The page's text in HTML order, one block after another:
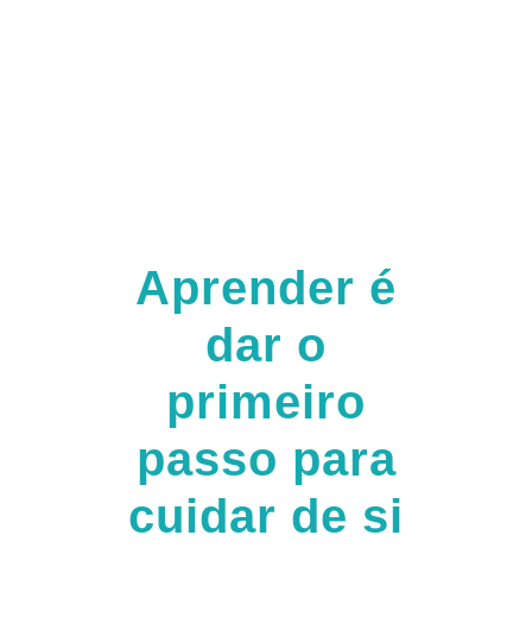
Aprender é
dar o
primeiro
passo para
cuidar de si